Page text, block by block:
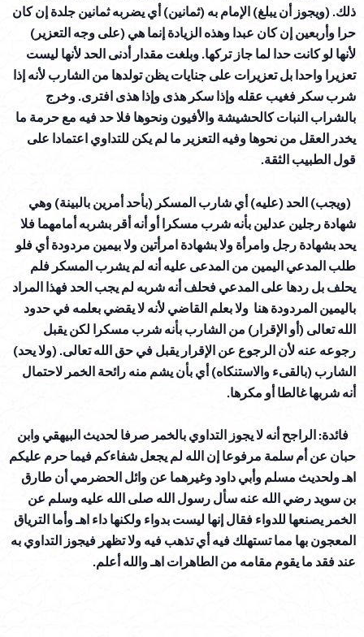
ذلك. (ويجوز أن يبلغ) الإمام به (ثمانين) أي يضربه ثمانين جلدة إن كان
حرا وأربعين إن كان عبدا وهذه الزيادة إنما هي (على وجه التعزير)
لأنها لو كانت حدا لما جاز تركها. وبلغت مقدار أدنى الحد لأنها ليست
تعزيرا واحدا بل تعزيرات على جنايات يظن تولدها من الشارب لأنه إذا
شرب سكر فغيب عقله وإذا سكر هذى وإذا هذى افترى. وخرج
بالشراب النبات كالحشيشة والأفيون ونحوها فلا حد فيه مع حرمة ما
يخدر العقل من نحوها وفيه التعزير ما لم يكن للتداوي اعتمادا على
قول الطبيب الثقة.
(ويجب) الحد (عليه) أي شارب المسكر (بأحد أمرين بالبينة) وهي
شهادة رجلين عدلين بأنه شرب مسكرا أو أنه أقر بشربه أمامهما فلا
يحد بشهادة رجل وامرأة ولا بشهادة امرأتين ولا بيمين مردودة أي فلو
طلب المدعي اليمين من المدعى عليه أنه لم يشرب المسكر فلم
يحلف بل ردها على المدعي فحلف أنه شربه لم يجب الحد فهذا المراد
باليمين المردودة هنا ولا بعلم القاضي لأنه لا يقضي بعلمه في حدود
الله تعالى (أو الإقرار) من الشارب بأنه شرب مسكرا لكن يقبل
رجوعه عنه لأن الرجوع عن الإقرار يقبل في حق الله تعالى. (ولا يحد)
الشارب (بالقىء والاستنكاه) أي بأن يشم منه رائحة الخمر لاحتمال
أنه شربها غالطا أو مكرها.
فائدة: الراجح أنه لا يجوز التداوي بالخمر صرفا لحديث البيهقي وابن
حبان عن أم سلمة مرفوعا إن الله لم يجعل شفاءكم فيما حرم عليكم
اهـ ولحديث مسلم وأبي داود وغيرهما عن وائل الحضرمي أن طارق
بن سويد رضي الله عنه سأل رسول الله صلى الله عليه وسلم عن
الخمر يصنعها للدواء فقال إنها ليست بدواء ولكنها داء اهـ وأما الترياق
المعجون بها مما تستهلك فيه أي تذهب فيه ولا تظهر فيجوز التداوي به
عند فقد ما يقوم مقامه من الطاهرات اهـ والله أعلم.